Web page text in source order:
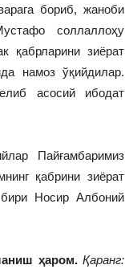
бориб, жаноби
соллаллоҳу
қабрларини зиёрат
намоз ўқийдилар.
асосий ибодат
Пайғамбаримиз
қабрини зиёрат
Носир Албоний
ҳаром. Қаранг: